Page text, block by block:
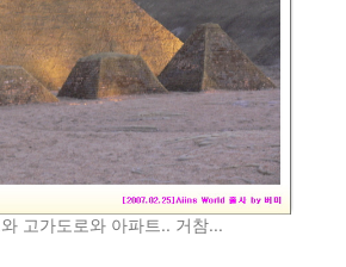
고가도로와 아파트.. 거참...